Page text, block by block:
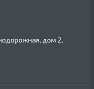
дом 2,